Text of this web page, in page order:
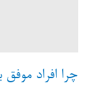
چرا افراد موفق